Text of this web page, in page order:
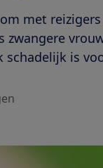
met
zwangere
is